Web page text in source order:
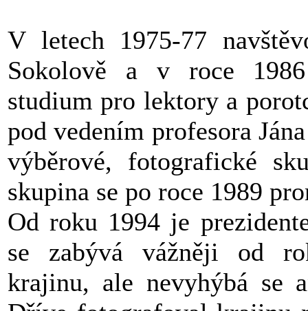
V letech 1975-77
Sokolově a v roce
studium pro lektory a
pod vedením profesora
výběrové, fotografické
skupina se po roce 1989
Od roku 1994 je
se zabývá vážněji od
krajinu, ale nevyhýbá se